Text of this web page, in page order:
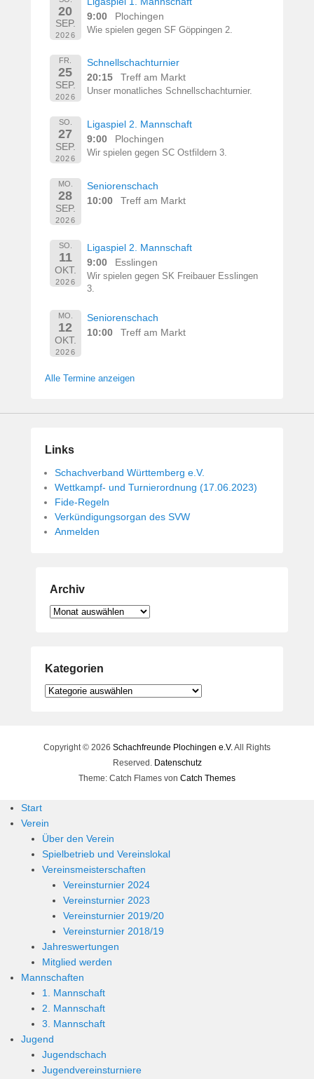
20
SEP.
2026
9:00
Plochingen
Wie spielen gegen SF Göppingen 2.
FR.
25
SEP.
2026
Schnellschachturnier
20:15
Treff am Markt
Unser monatliches Schnellschachturnier.
SO.
27
SEP.
2026
Ligaspiel 2. Mannschaft
9:00
Plochingen
Wir spielen gegen SC Ostfildern 3.
MO.
28
SEP.
2026
Seniorenschach
10:00
Treff am Markt
SO.
11
OKT.
2026
Ligaspiel 2. Mannschaft
9:00
Esslingen
Wir spielen gegen SK Freibauer Esslingen
3.
MO.
12
OKT.
2026
Seniorenschach
10:00
Treff am Markt
Alle Termine anzeigen
Links
Schachverband Württemberg e.V.
Wettkampf- und Turnierordnung (17.06.2023)
Fide-Regeln
Verkündigungsorgan des SVW
Anmelden
Archiv
Archiv
Kategorien
Kategorien
Copyright © 2026 Schachfreunde Plochingen e.V.All Rights
Reserved. Datenschutz
Theme: Catch Flames von Catch Themes
Start
Verein
Über den Verein
Spielbetrieb und Vereinslokal
Vereinsmeisterschaften
Vereinsturnier 2024
Vereinsturnier 2023
Vereinsturnier 2019/20
Vereinsturnier 2018/19
Jahreswertungen
Mitglied werden
Mannschaften
1. Mannschaft
2. Mannschaft
3. Mannschaft
Jugend
Jugendschach
Jugendvereinsturniere